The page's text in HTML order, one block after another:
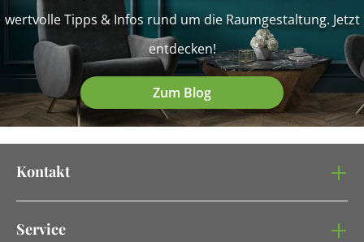
wertvolle Tipps & Infos rund um die Raumgestaltung. Jetzt
entdecken!
Zum Blog
Kontakt
Service